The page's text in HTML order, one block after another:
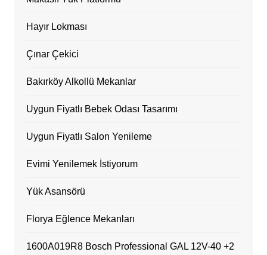
Hayır Lokması
Çınar Çekici
Bakırköy Alkollü Mekanlar
Uygun Fiyatlı Bebek Odası Tasarımı
Uygun Fiyatlı Salon Yenileme
Evimi Yenilemek İstiyorum
Yük Asansörü
Florya Eğlence Mekanları
1600A019R8 Bosch Professional GAL 12V-40 +2